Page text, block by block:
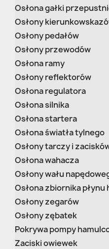
Osłona gałki
Osłony
Osłony pedałów
Osłony przewodów
Osłona ramy
Osłony reflektorów
Osłona regulatora
Osłona silnika
Osłona startera
Osłona światła tylnego
Osłony tarczy i
Osłona wahacza
Osłony wału
Osłona zbiornika
Osłony zegarów
Osłony zębatek
Pokrywa pompy
Zaciski owiewek